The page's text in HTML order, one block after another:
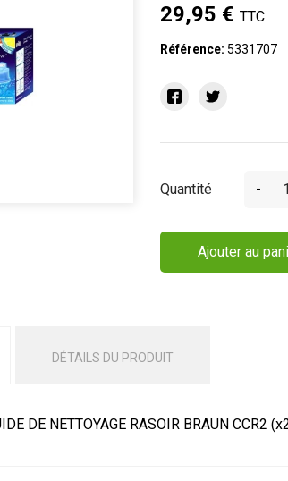
29,95 € TTC
Référence: 5331707
Quantité -
Ajouter au
DÉTAILS DU PRODUIT
DE NETTOYAGE RASOIR BRAUN CCR2